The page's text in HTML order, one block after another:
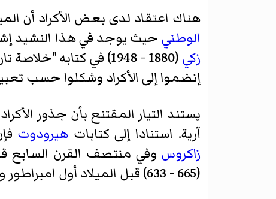
هناك اعتقاد لدى بعض الأكراد أن
الوطني حيث يوجد في هذا النشيد
زكي
(1880 - 1948) في كتابه
إنضموا إلى الأكراد وشكلوا حسب
يستند التيار المقتنع بأن جذور
آرية. استنادا إلى كتابات هيرودوت
زاكروس وفي منتصف القرن السابع
(665 - 633) قبل الميلاد أول امبراطور وجاء بعده ابنه